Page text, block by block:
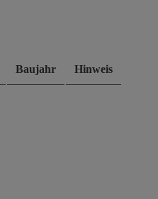
Baujahr Hinweis